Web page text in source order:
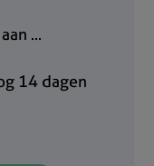
...
14 dagen